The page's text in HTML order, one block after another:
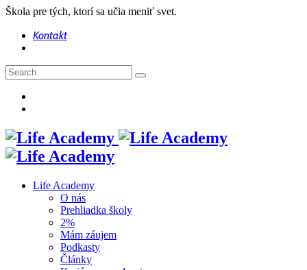
Škola pre tých, ktorí sa učia meniť svet.
Kontakt
Life Academy
O nás
Prehliadka školy
2%
Mám záujem
Podkasty
Články